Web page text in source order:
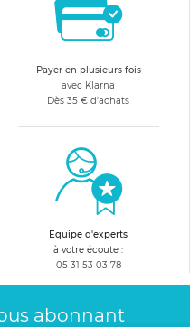
de votre enfant.
Payer en plusieurs fois
avec Klarna
Dès 35 € d'achats
Equipe d'experts
à votre écoute :
05 31 53 03 78
abonnant